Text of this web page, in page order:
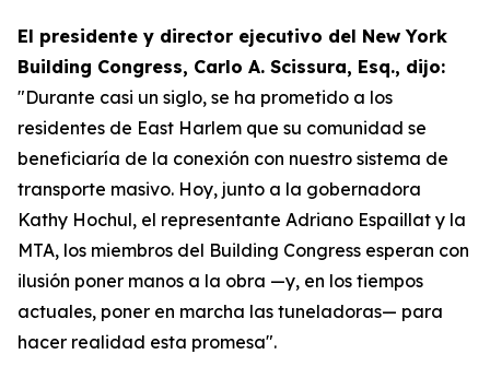
El presidente y director ejecutivo del New York
Building Congress, Carlo A. Scissura, Esq., dijo:
"Durante casi un siglo, se ha prometido a los
residentes de East Harlem que su comunidad se
beneficiaría de la conexión con nuestro sistema de
transporte masivo. Hoy, junto a la gobernadora
Kathy Hochul, el representante Adriano Espaillat y la
MTA, los miembros del Building Congress esperan con
ilusión poner manos a la obra —y, en los tiempos
actuales, poner en marcha las tuneladoras— para
hacer realidad esta promesa".